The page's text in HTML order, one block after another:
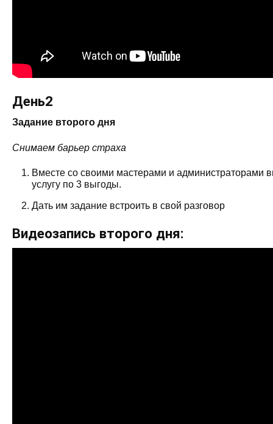
День2
Задание второго дня
Снимаем барьер страха
Вместе со своими мастерами и администраторами
услугу по 3 выгоды.
Дать им задание встроить в свой разговор
Видеозапись второго дня: